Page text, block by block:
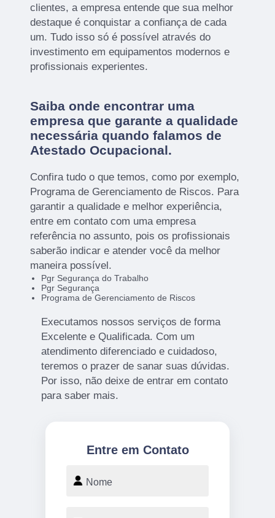
clientes, a empresa entende que sua melhor
destaque é conquistar a confiança de cada
um. Tudo isso só é possível através do
investimento em equipamentos modernos e
profissionais experientes.
Saiba onde encontrar uma
empresa que garante a qualidade
necessária quando falamos de
Atestado Ocupacional.
Confira tudo o que temos, como por exemplo,
Programa de Gerenciamento de Riscos. Para
garantir a qualidade e melhor experiência,
entre em contato com uma empresa
referência no assunto, pois os profissionais
saberão indicar e atender você da melhor
maneira possível.
Pgr Segurança do Trabalho
Pgr Segurança
Programa de Gerenciamento de Riscos
Executamos nossos serviços de forma
Excelente e Qualificada. Com um
atendimento diferenciado e cuidadoso,
teremos o prazer de sanar suas dúvidas.
Por isso, não deixe de entrar em contato
para saber mais.
Entre em Contato